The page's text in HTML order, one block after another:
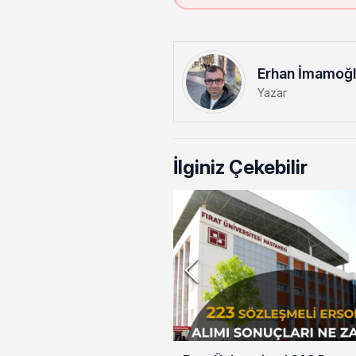
Erhan
Yazar
İlginiz Çekebilir